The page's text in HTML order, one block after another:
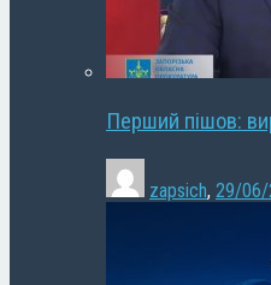
Перший пішов:
zapsich, 29/06/